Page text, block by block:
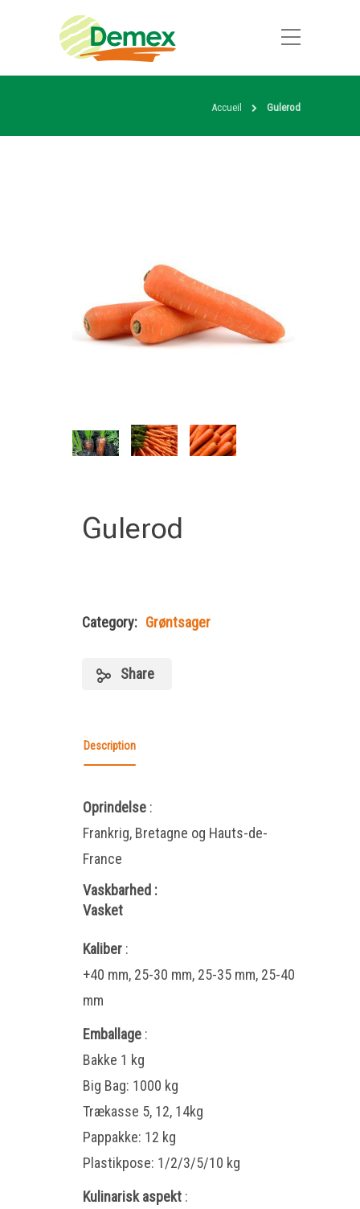
Accueil Gulerod
Gulerod
Category: Grøntsager
Share
Description
Oprindelse :
Frankrig, Bretagne og Hauts-de-
France
Vaskbarhed :
Vasket
Kaliber :
+40 mm, 25-30 mm, 25-35 mm, 25-40
mm
Emballage :
Bakke 1 kg
Big Bag: 1000 kg
Trækasse 5, 12, 14kg
Pappakke: 12 kg
Plastikpose: 1/2/3/5/10 kg
Kulinarisk aspekt :